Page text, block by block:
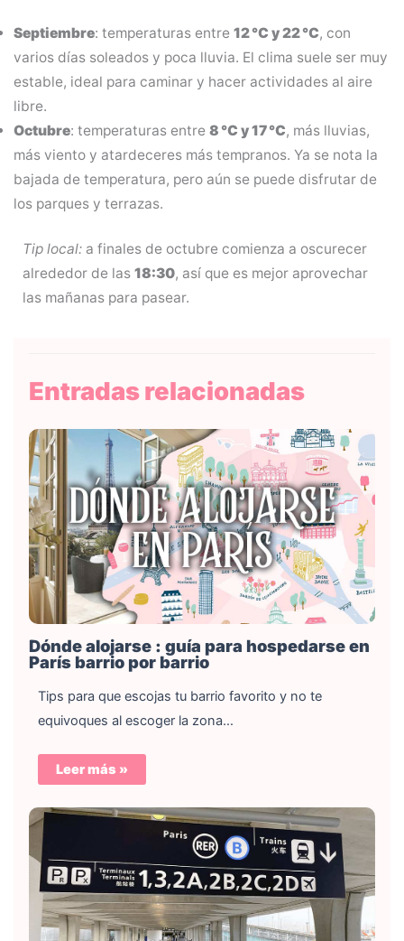
Septiembre: temperaturas entre 12 °C y 22 °C, con
varios días soleados y poca lluvia. El clima suele ser muy
estable, ideal para caminar y hacer actividades al aire
libre.
Octubre: temperaturas entre 8 °C y 17 °C, más lluvias,
más viento y atardeceres más tempranos. Ya se nota la
bajada de temperatura, pero aún se puede disfrutar de
los parques y terrazas.
Tip local: a finales de octubre comienza a oscurecer
alrededor de las 18:30, así que es mejor aprovechar
las mañanas para pasear.
Entradas relacionadas
Dónde alojarse : guía para hospedarse en
París barrio por barrio
Tips para que escojas tu barrio favorito y no te
equivoques al escoger la zona…
Leer más »